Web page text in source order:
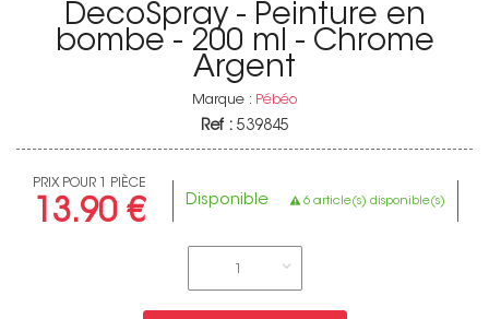
DecoSpray - Peinture en
bombe - 200 ml - Chrome
Argent
Marque : Pébéo
Ref : 539845
PRIX POUR 1 PIÈCE
13.90 € Disponible 6 article(s) disponible(s)